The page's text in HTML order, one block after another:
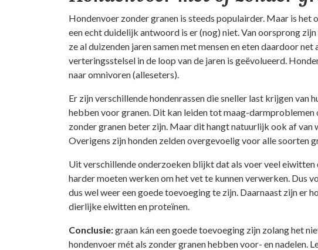
Hondenvoer zonder granen is steeds populairder. Maar is het
een echt duidelijk antwoord is er (nog) niet. Van oorsprong
ze al duizenden jaren samen met mensen en eten daardoor
verteringsstelsel in de loop van de jaren is geëvolueerd.
naar omnivoren (alleseters).
Er zijn verschillende hondenrassen die sneller last krijgen van
hebben voor granen. Dit kan leiden tot maag-
zonder granen beter zijn. Maar dit hangt natuurlijk ook af
Overigens zijn honden zelden overgevoelig voor alle soorten
Uit verschillende onderzoeken blijkt dat als voer veel eiwitten
harder moeten werken om het vet te kunnen verwerken. Dus
dus wel weer een goede toevoeging te zijn. Daarnaast zijn er
dierlijke eiwitten en proteïnen.
Conclusie:graan kán een goede toevoeging zijn zolang het
hondenvoer mét als zonder granen hebben voor- en nadelen.